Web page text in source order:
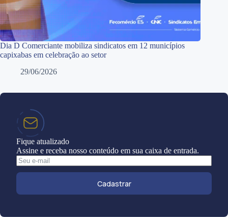
Dia D Comerciante mobiliza sindicatos em 12 municípios
capixabas em celebração ao setor
29/06/2026
Fique atualizado
Assine e receba nosso conteúdo em sua caixa de entrada.
Cadastrar